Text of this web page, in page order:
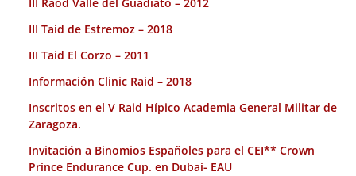
III Raod Valle del Guadiato – 2012
III Taid de Estremoz – 2018
III Taid El Corzo – 2011
Información Clinic Raid – 2018
Inscritos en el V Raid Hípico Academia General Militar de
Zaragoza.
Invitación a Binomios Españoles para el CEI** Crown
Prince Endurance Cup. en Dubai- EAU